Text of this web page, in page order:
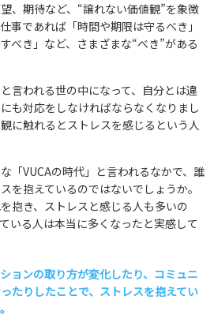
、期待など、“譲れない価値観”を象徴
事であれば「時間や期限は守るべき」
べき」など、さまざまな“べき”がある
言われる世の中になって、自分とは違
も対応をしなければならなくなりまし
に触れるとストレスを感じるという人
「VUCAの時代」と言われるなかで、誰
を抱えているのではないでしょうか。
抱き、ストレスと感じる人も多いの
いる人は本当に多くなったと実感して
ションの取り方が変化したり、コミュニ
たりしたことで、ストレスを抱えてい